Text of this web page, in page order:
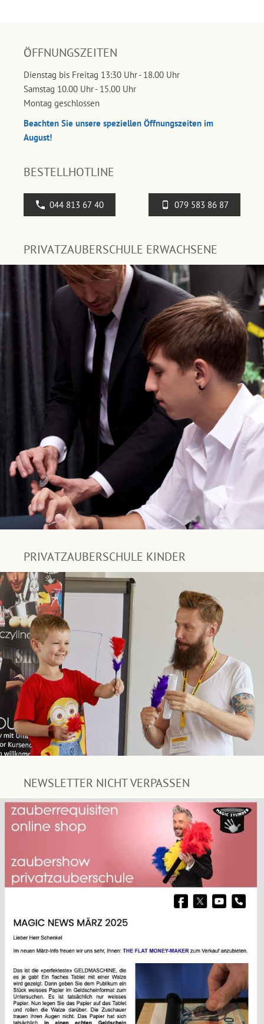
ÖFFNUNGSZEITEN
Dienstag bis Freitag 13:30 Uhr - 18.00 Uhr
Samstag 10.00 Uhr - 15.00 Uhr
Montag geschlossen
Beachten Sie unsere speziellen Öffnungszeiten im
August!
BESTELLHOTLINE
044 813 67 40 079 583 86 87
PRIVATZAUBERSCHULE ERWACHSENE
PRIVATZAUBERSCHULE KINDER
NEWSLETTER NICHT VERPASSEN